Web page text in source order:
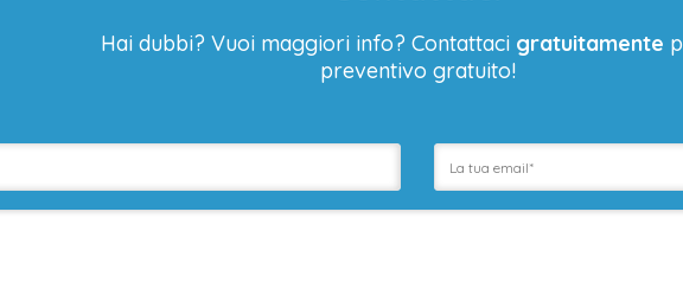
Hai dubbi? Vuoi maggiori info? Contattaci gratuitamente
preventivo gratuito!